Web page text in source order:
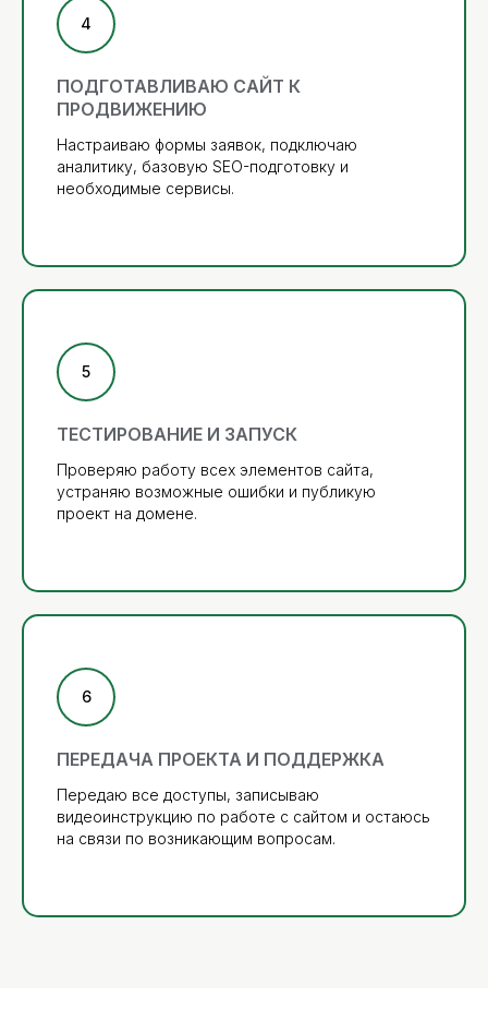
ПОДГОТАВЛИВАЮ САЙТ К
ПРОДВИЖЕНИЮ
Настраиваю формы заявок, подключаю
аналитику, базовую SEO-подготовку и
необходимые сервисы.
ТЕСТИРОВАНИЕ И ЗАПУСК
Проверяю работу всех элементов сайта,
устраняю возможные ошибки и публикую
проект на домене.
ПЕРЕДАЧА ПРОЕКТА И ПОДДЕРЖКА
Передаю все доступы, записываю
видеоинструкцию по работе с сайтом и остаюсь
на связи по возникающим вопросам.